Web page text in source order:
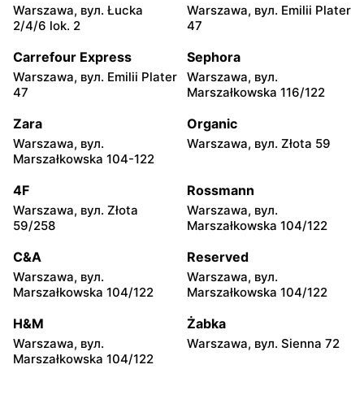
Carrefour
Juliusza Słowackiego 123
Carrefour
Sobieskiego 9
Carrefour
вул. Adama Mickiewicza 30
Carrefour
Carrefour
20
Carrefour
Witosa 6
Carrefour
28
Carrefour
Krasickiego 1 b
Carrefour
20
Carrefour
63a
Carrefour Carrefour
Warszawa, вул. Łucka
2/4/6 lok. 2
Warszawa, вул. Emilii Plater
47
Carrefour Express
Warszawa, вул. Emilii Plater
47
Sephora
Warszawa, вул.
Marszałkowska 116/122
Zara
Warszawa, вул.
Marszałkowska 104-122
Organic
Warszawa, вул. Złota 59
4F
Warszawa, вул. Złota
59/258
Rossmann
Warszawa, вул.
Marszałkowska 104/122
C&A
Warszawa, вул.
Marszałkowska 104/122
Reserved
Warszawa, вул.
Marszałkowska 104/122
H&M
Warszawa, вул.
Marszałkowska 104/122
Żabka
Warszawa, вул. Sienna 72